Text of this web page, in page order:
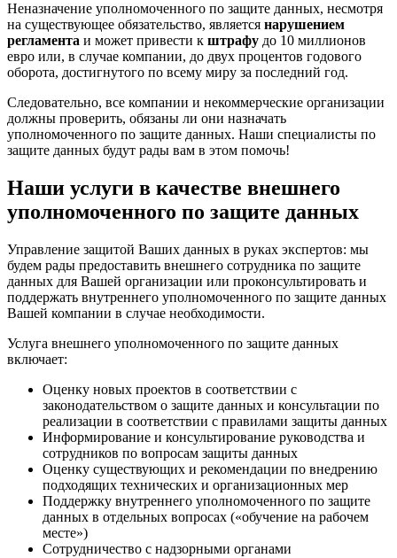
Неназначение уполномоченного по защите данных, несмотря
на существующее обязательство, является нарушением
регламента и может привести к штрафу до 10 миллионов
евро или, в случае компании, до двух процентов годового
оборота, достигнутого по всему миру за последний год.
Следовательно, все компании и некоммерческие организации
должны проверить, обязаны ли они назначать
уполномоченного по защите данных. Наши специалисты по
защите данных будут рады вам в этом помочь!
Наши услуги в качестве внешнего
уполномоченного по защите данных
Управление защитой Ваших данных в руках экспертов: мы
будем рады предоставить внешнего сотрудника по защите
данных для Вашей организации или проконсультировать и
поддержать внутреннего уполномоченного по защите данных
Вашей компании в случае необходимости.
Услуга внешнего уполномоченного по защите данных
включает:
Оценку новых проектов в соответствии с
законодательством о защите данных и консультации по
реализации в соответствии с правилами защиты данных
Информирование и консультирование руководства и
сотрудников по вопросам защиты данных
Оценку существующих и рекомендации по внедрению
подходящих технических и организационных мер
Поддержку внутреннего уполномоченного по защите
данных в отдельных вопросах («обучение на рабочем
месте»)
Сотрудничество с надзорными органами